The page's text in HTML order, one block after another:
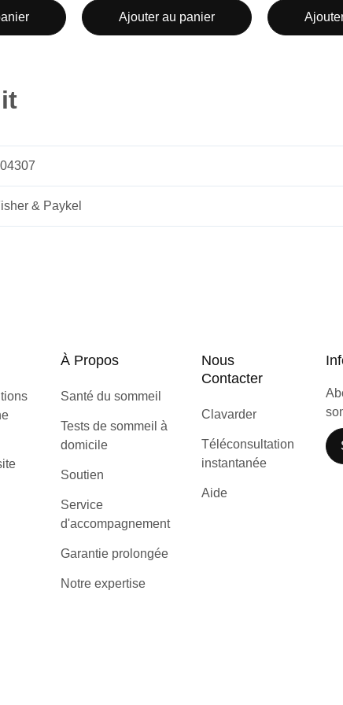
Ajouter au panier
& Paykel
À Propos
Santé du sommeil
Tests de sommeil à
domicile
Soutien
Service
d'accompagnement
Garantie prolongée
Notre expertise
Nous
Contacter
Clavarder
Téléconsultation
instantanée
Aide